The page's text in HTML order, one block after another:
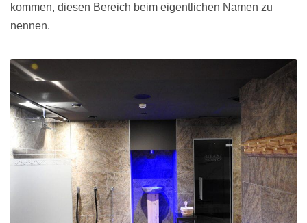
kommen, diesen Bereich beim eigentlichen Namen zu
nennen.